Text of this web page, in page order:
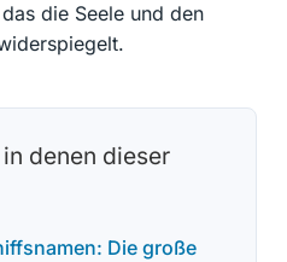
die Seele und den
denen dieser
Die große